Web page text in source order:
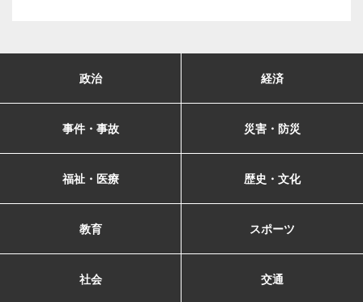
政治 経済
事件・事故 災害・防災
福祉・医療 歴史・文化
教育 スポーツ
社会 交通